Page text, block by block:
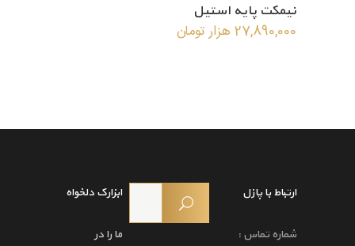
نیمکت پایه استیل
27,890,000 هزار تومان
ارتباط با پازل
شماره تماس :
ابزارک دلخواه
ما را در